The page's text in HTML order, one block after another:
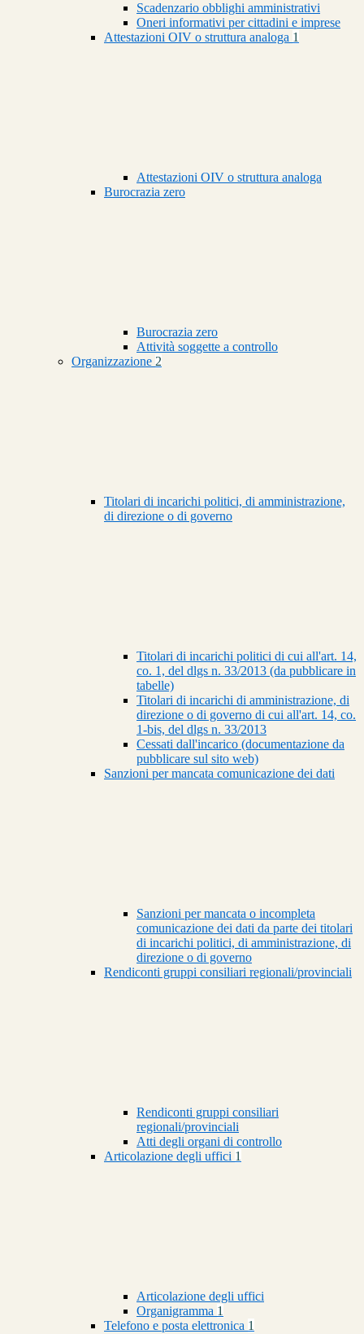
Scadenzario obblighi amministrativi
Oneri informativi per cittadini e imprese
Attestazioni OIV o struttura analoga 1
Attestazioni OIV o struttura analoga
Burocrazia zero
Burocrazia zero
Attività soggette a controllo
Organizzazione 2
Titolari di incarichi politici, di amministrazione,
di direzione o di governo
Titolari di incarichi politici di cui all'art. 14,
co. 1, del dlgs n. 33/2013 (da pubblicare in
tabelle)
Titolari di incarichi di amministrazione, di
direzione o di governo di cui all'art. 14, co.
1-bis, del dlgs n. 33/2013
Cessati dall'incarico (documentazione da
pubblicare sul sito web)
Sanzioni per mancata comunicazione dei dati
Sanzioni per mancata o incompleta
comunicazione dei dati da parte dei titolari
di incarichi politici, di amministrazione, di
direzione o di governo
Rendiconti gruppi consiliari regionali/provinciali
Rendiconti gruppi consiliari
regionali/provinciali
Atti degli organi di controllo
Articolazione degli uffici 1
Articolazione degli uffici
Organigramma 1
Telefono e posta elettronica 1